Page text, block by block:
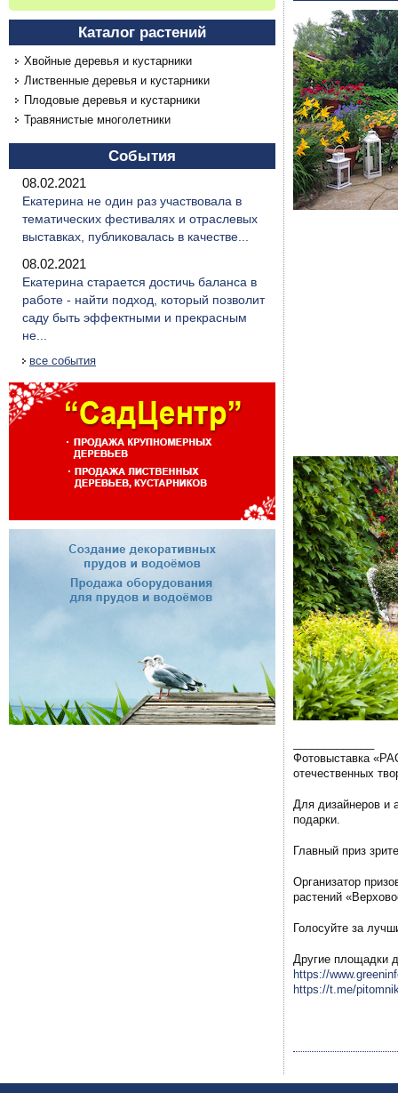
Каталог растений
Хвойные деревья и кустарники
Лиственные деревья и кустарники
Плодовые деревья и кустарники
Травянистые многолетники
События
08.02.2021
Екатерина не один раз участвовала в
тематических фестивалях и отраслевых
выставках, публиковалась в качестве...
08.02.2021
Екатерина старается достичь баланса в
работе - найти подход, который позволит
саду быть эффектными и прекрасным
не...
все события
Фотовыставка
отечественных
Для дизайнеров и
подарки.
Главный приз
Организатор
растений
Голосуйте за
Другие площадки
https://
https://t.me/